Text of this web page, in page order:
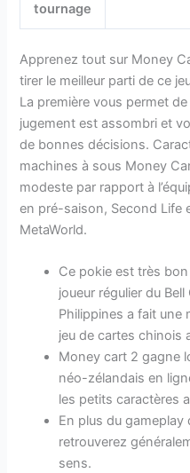
tournage
Apprenez tout sur Money
tirer le meilleur parti de ce
La première vous permet
jugement est assombri et
de bonnes décisions.
machines à sous Money
modeste par rapport à
en pré-saison, Second Life
MetaWorld.
Ce pokie est très
joueur régulier du
Philippines a fait une
jeu de cartes chinois
Money cart 2 gagne
néo-zélandais en
les petits caractères
En plus du
retrouverez
sens.